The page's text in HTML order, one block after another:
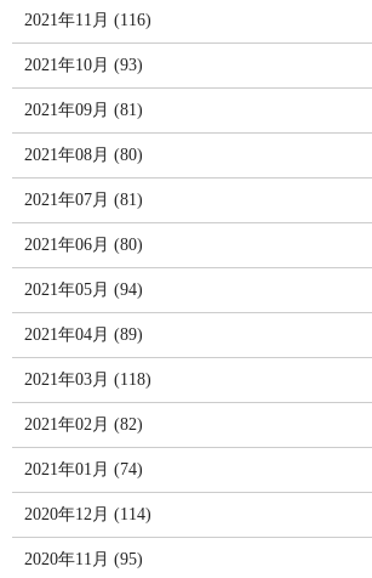
2021年11月 (116)
2021年10月 (93)
2021年09月 (81)
2021年08月 (80)
2021年07月 (81)
2021年06月 (80)
2021年05月 (94)
2021年04月 (89)
2021年03月 (118)
2021年02月 (82)
2021年01月 (74)
2020年12月 (114)
2020年11月 (95)